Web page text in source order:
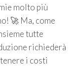
molto più
🚀 Ma, come
tutte
richiederà
i costi